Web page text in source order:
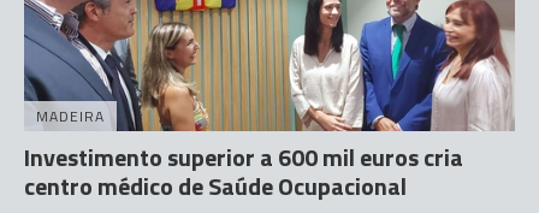
MADEIRA
Investimento superior a 600 mil euros cria
centro médico de Saúde Ocupacional